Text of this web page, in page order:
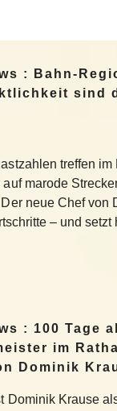
: Bahn-
sind
treffen im
marode
neue Chef von
– und setzt
: 100 Tage
im
Dominik
Dominik Krause